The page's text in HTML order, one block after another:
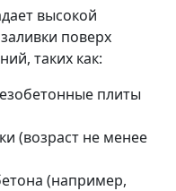
высокой
поверх
таких как:
плиты
(возраст не менее
(например,